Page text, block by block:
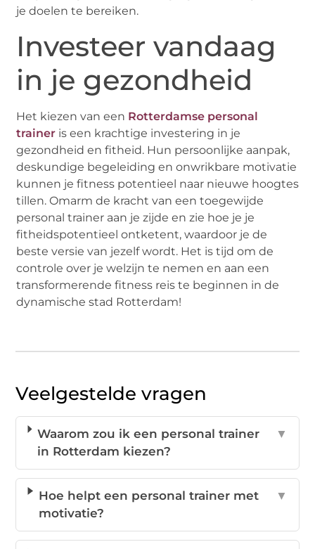
je doelen te bereiken.
Investeer vandaag
in je gezondheid
Het kiezen van een Rotterdamse personal
trainer is een krachtige investering in je
gezondheid en fitheid. Hun persoonlijke aanpak,
deskundige begeleiding en onwrikbare motivatie
kunnen je fitness potentieel naar nieuwe hoogtes
tillen. Omarm de kracht van een toegewijde
personal trainer aan je zijde en zie hoe je je
fitheidspotentieel ontketent, waardoor je de
beste versie van jezelf wordt. Het is tijd om de
controle over je welzijn te nemen en aan een
transformerende fitness reis te beginnen in de
dynamische stad Rotterdam!
Veelgestelde vragen
Waarom zou ik een personal trainer
in Rotterdam kiezen?
▼
Hoe helpt een personal trainer met
motivatie?
▼